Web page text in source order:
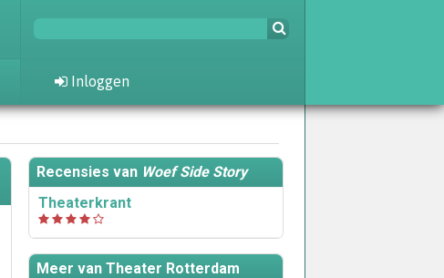
Inloggen
Recensies van Woef Side Story
Theaterkrant
Meer van Theater Rotterdam